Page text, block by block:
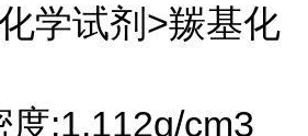
学试剂>羰基化
度:1.112g/cm3